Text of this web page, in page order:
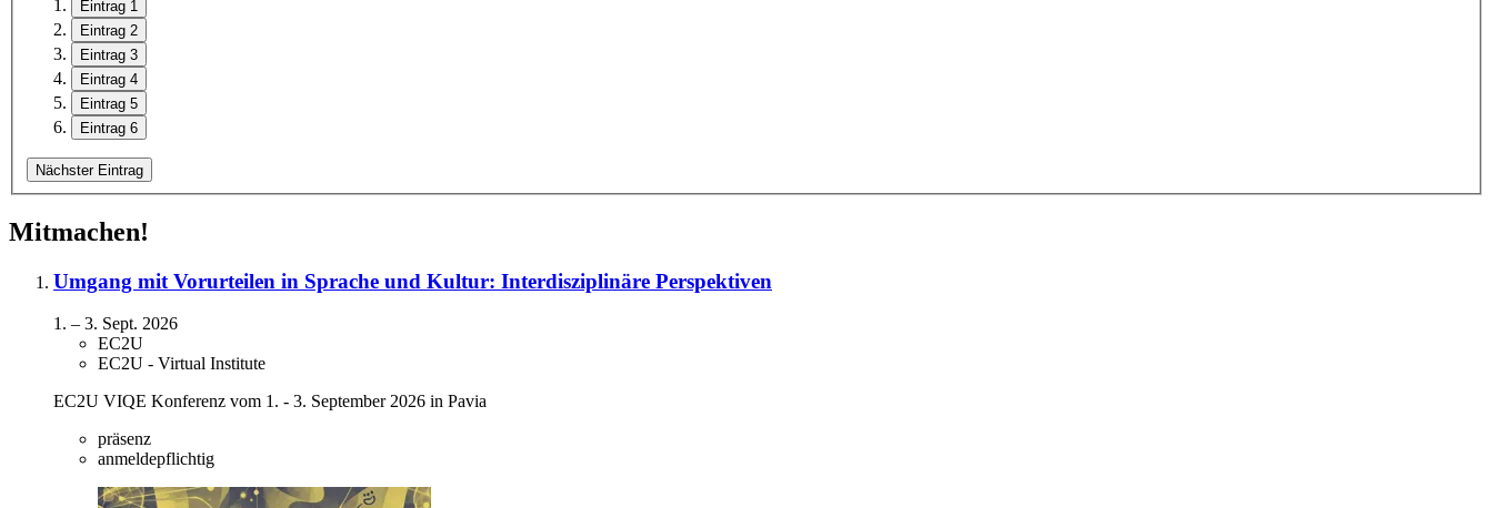
Eintrag 1
Eintrag 2
Eintrag 3
Eintrag 4
Eintrag 5
Eintrag 6
Nächster Eintrag
Mitmachen!
Umgang mit Vorurteilen in Sprache und Kultur: Interdisziplinäre Perspektiven
1. – 3. Sept. 2026
EC2U
EC2U - Virtual Institute
EC2U VIQE Konferenz vom 1. - 3. September 2026 in Pavia
präsenz
anmeldepflichtig